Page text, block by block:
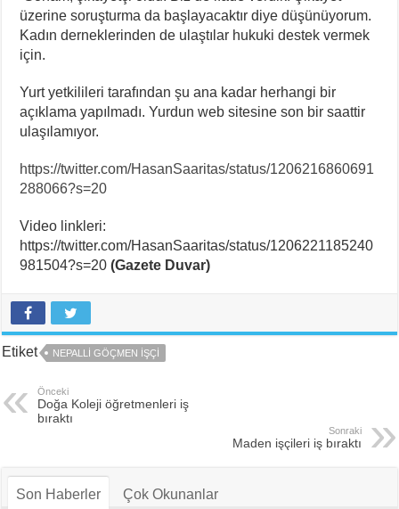
üzerine soruşturma da başlayacaktır diye düşünüyorum.
Kadın derneklerinden de ulaştılar hukuki destek vermek
için.
Yurt yetkilileri tarafından şu ana kadar herhangi bir
açıklama yapılmadı. Yurdun web sitesine son bir saattir
ulaşılamıyor.
https://twitter.com/HasanSaaritas/status/1206216860691
288066?s=20
Video linkleri:
https://twitter.com/HasanSaaritas/status/1206221185240
981504?s=20(Gazete Duvar)
Etiket NEPALLI GÖÇMEN IŞÇI
Önceki
Doğa Koleji öğretmenleri iş
bıraktı
Sonraki
Maden işçileri iş bıraktı
Son Haberler Çok Okunanlar